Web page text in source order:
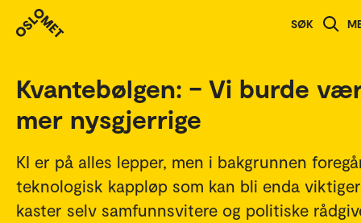
SØK
Studenthistorier
Kvantebølgen: – Vi burde
mer nysgjerrige
KI er på alles lepper, men i bakgrunnen
teknologisk kappløp som kan bli enda
kaster selv samfunnsvitere og politiske